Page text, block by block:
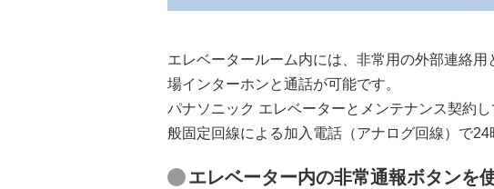
エレベータールーム内には、非常用の外部連絡
場インターホンと通話が可能です。
パナソニック エレベーターとメンテナンス契約
般固定回線による加入電話（アナログ回線）で
エレベーター内の非常通報ボタンを